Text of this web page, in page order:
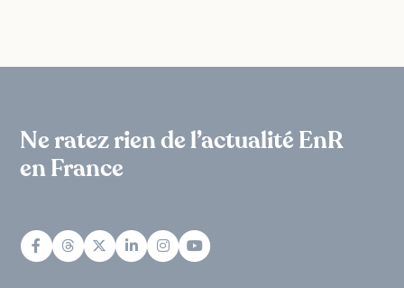
Ne ratez rien de l’actualité EnR
en France